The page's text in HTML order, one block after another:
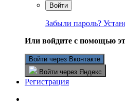
Войти
Забыли пароль?
Или войдите с помощью
Войти через Вконтакте
Войти через Яндекс
Регистрация